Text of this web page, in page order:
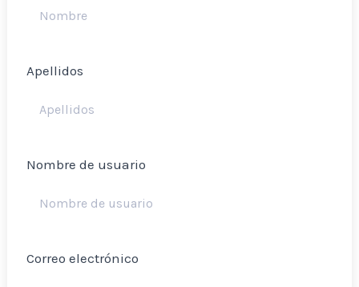
Apellidos
Nombre de usuario
Correo electrónico